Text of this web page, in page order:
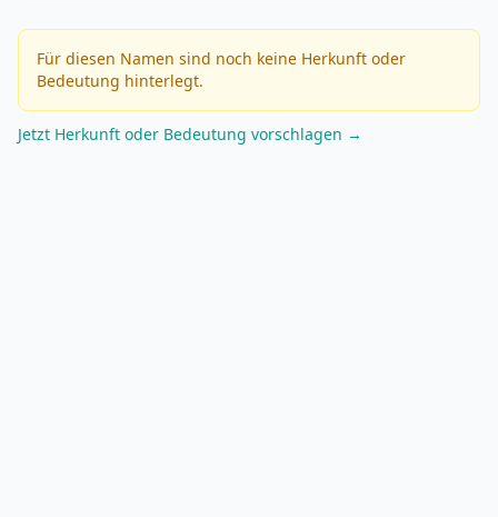
Für diesen Namen sind noch keine Herkunft oder
Bedeutung hinterlegt.
Jetzt Herkunft oder Bedeutung vorschlagen →